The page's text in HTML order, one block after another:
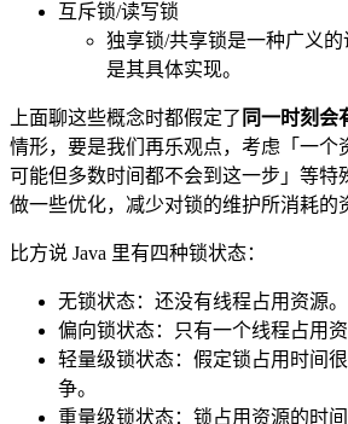
互斥锁/读写锁
独享锁/共享锁是一种广义
是其具体实现。
上面聊这些概念时都假定了 同一时刻会
情形，要是我们再乐观点，考虑「一个
可能但多数时间都不会到这一步」等特
做一些优化，减少对锁的维护所消耗的
比方说 Java 里有四种锁状态：
无锁状态：还没有线程占用资源。
偏向锁状态：只有一个线程占用资
轻量级锁状态：假定锁占用时间
争。
重量级锁状态：锁占用资源的时